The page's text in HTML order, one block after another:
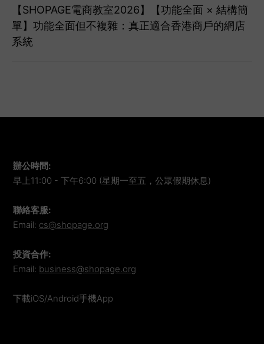
【SHOPAGE電商教室2026】【功能全面 × 結構簡
單】功能全面但不複雜：真正適合香港商戶的網店
系統
辦公時間:
早上11:00 - 下午6:00 (星期一至五，公眾假期休息)
聯絡客服:
Email: cs@shopage.org
投資合作:
Email: business@shopage.org
下載iOS/Android手機App